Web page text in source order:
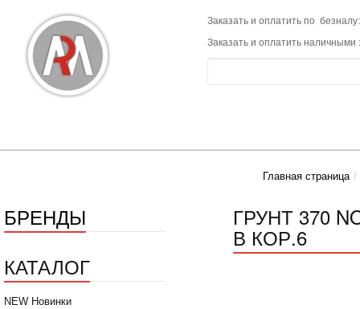
Заказать и оплатить по
Заказать и оплатить наличными
Главная страница
БРЕНДЫ
КАТАЛОГ
NEW Новинки
ГРУНТ 370
В КОР.6